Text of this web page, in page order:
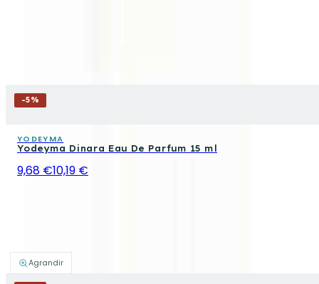
Agrandir
-5%
YODEYMA
Yodeyma Dinara Eau De Parfum 15 ml
9,68 €10,19 €